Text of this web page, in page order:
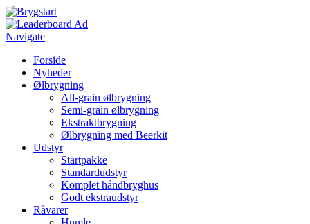
Navigate
Forside
Nyheder
Ølbrygning
All-grain ølbrygning
Semi-grain ølbrygning
Ekstraktbrygning
Ølbrygning med Beerkit
Udstyr
Startpakke
Standardudstyr
Komplet håndbryghus
Godt ekstraudstyr
Råvarer